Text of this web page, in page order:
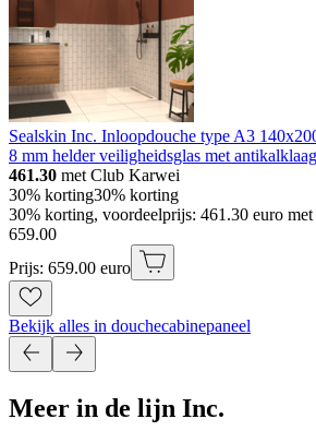
Sealskin Inc. Inloopdouche type A3
8 mm helder veiligheidsglas met
461.30 met Club Karwei
30% korting30% korting
30% korting, voordeelprijs: 461.30 euro
659.00
Prijs: 659.00 euro
Bekijk alles in douchecabinepaneel
Meer in de lijn Inc.